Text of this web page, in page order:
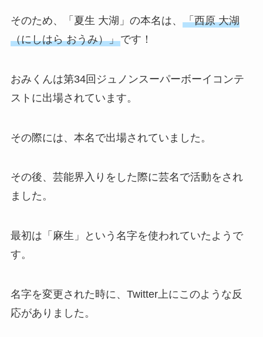
そのため、「夏生 大湖」の本名は、 「西原 大湖
（にしはら おうみ）」です！
おみくんは第34回ジュノンスーパーボーイコンテ
ストに出場されています。
その際には、本名で出場されていました。
その後、芸能界入りをした際に芸名で活動をされ
ました。
最初は「麻生」という名字を使われていたようで
す。
名字を変更された時に、Twitter上にこのような反
応がありました。